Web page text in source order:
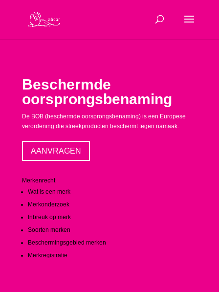
Beschermde
oorsprongsbenaming
De BOB (beschermde oorsprongsbenaming) is een Europese
verordening die streekproducten beschermt tegen namaak.
AANVRAGEN
Merkenrecht
Wat is een merk
Merkonderzoek
Inbreuk op merk
Soorten merken
Beschermingsgebied merken
Merkregistratie